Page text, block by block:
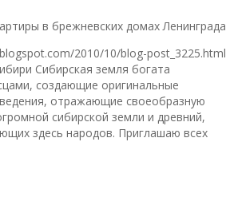
в брежневских домах Ленинграда
2010/10/blog-post_3225.html
Сибирская земля богата
создающие оригинальные
отражающие своеобразную
сибирской земли и древний,
здесь народов. Приглашаю всех